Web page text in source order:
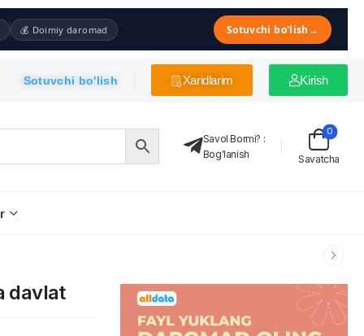
💰 Doimiy daromad Sotuvchi bo'lish →
Sotuvchi bo'lish Xaridlarim Kirish
Savol Bormi? :
Bog'lanish
Savatcha
0
davlat